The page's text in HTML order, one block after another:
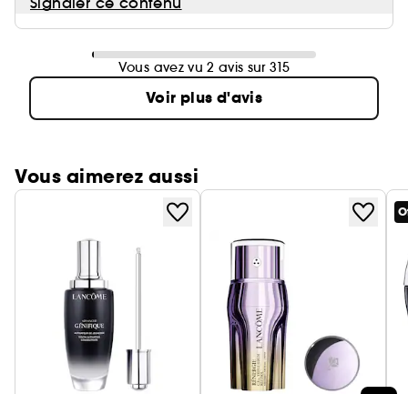
Vous avez vu 2 avis sur 315
Voir plus d'avis
Vous aimerez aussi